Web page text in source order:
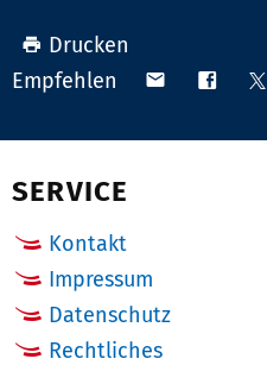
Drucken
Empfehlen
Teilen Teilen
SERVICE
Kontakt
Impressum
Datenschutz
Rechtliches